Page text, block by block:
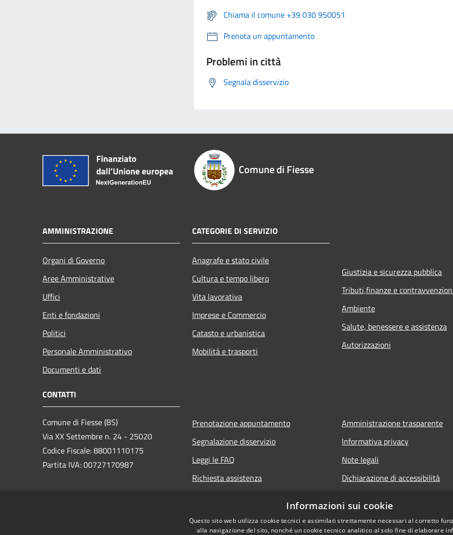
Chiama il comune +39 030 950051
Prenota un appuntamento
Problemi in città
Segnala disservizio
Comune di Fiesse
AMMINISTRAZIONE
Organi di Governo
Aree Amministrative
Uffici
Enti e fondazioni
Politici
Personale Amministrativo
Documenti e dati
CATEGORIE DI SERVIZIO
Anagrafe e stato civile
Cultura e tempo libero
Vita lavorativa
Imprese e Commercio
Catasto e urbanistica
Mobilità e trasporti
Giustizia e sicurezza pubblica
Tributi,finanze e
Ambiente
Salute, benessere e assistenza
Autorizzazioni
CONTATTI
Comune di Fiesse (BS)
Via XX Settembre n. 24 - 25020
Codice Fiscale: 88001110175
Partita IVA: 00727170987
Prenotazione appuntamento
Segnalazione disservizio
Leggi le FAQ
Richiesta assistenza
Amministrazione trasparente
Informativa privacy
Note legali
Dichiarazione di accessibilità
Informazioni sui cookie
Questo sito web utilizza cookie tecnici e assimilati strettamente necessari al corretto
alla navigazione del sito, nonché un cookie tecnico analitico al solo fine di elaborare